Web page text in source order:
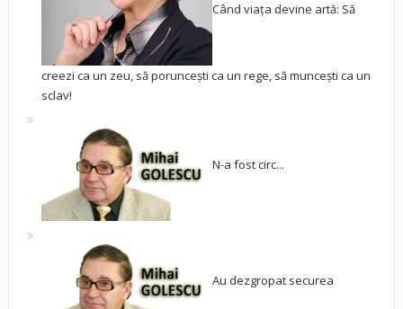
Când viața devine artă: Să
creezi ca un zeu, să poruncești ca un rege, să muncești ca un
sclav!
N-a fost circ...
Au dezgropat securea